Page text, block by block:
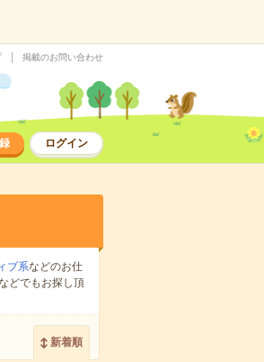
掲載のお問い合わせ
ログイン
ブ系などのお仕
どでもお探し頂
新着順